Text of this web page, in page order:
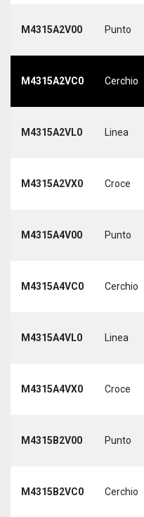
M4315A2V00 Punto
M4315A2VC0 Cerchio
M4315A2VL0 Linea
M4315A2VX0 Croce
M4315A4V00 Punto
M4315A4VC0 Cerchio
M4315A4VL0 Linea
M4315A4VX0 Croce
M4315B2V00 Punto
M4315B2VC0 Cerchio